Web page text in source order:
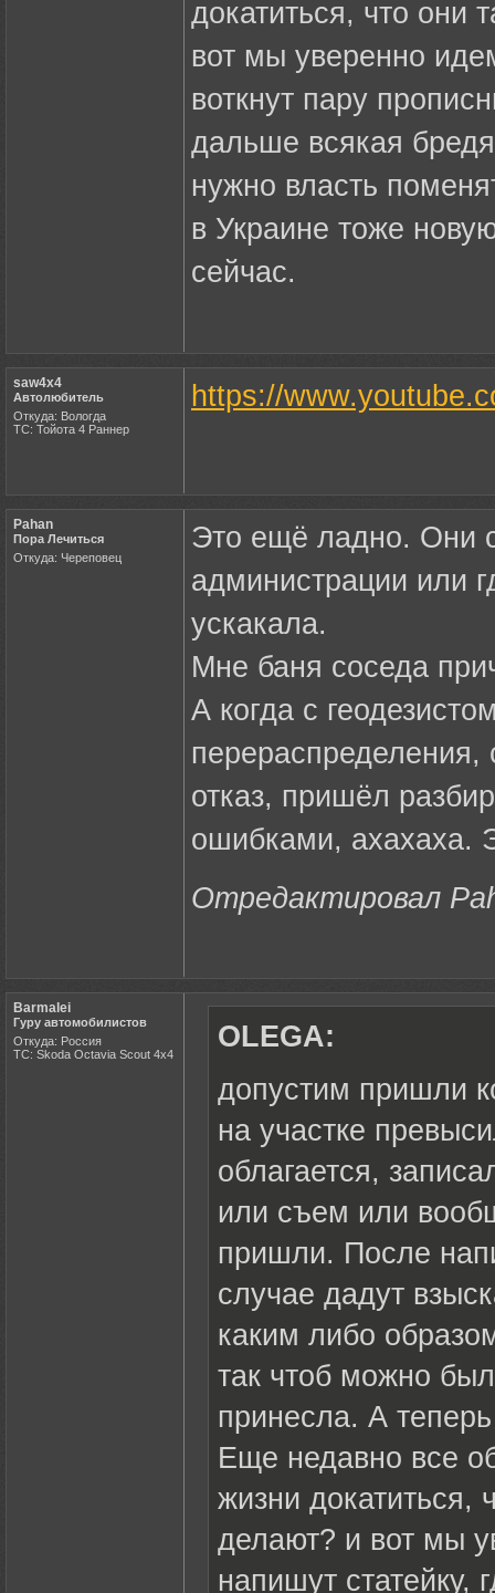
докатиться, что они
вот мы уверенно
воткнут пару
дальше всякая
нужно власть
в Украине тоже
сейчас.
saw4x4
Автолюбитель
Откуда: Вологда
ТС: Тойота 4 Раннер
https://
Pahan
Пора Лечиться
Откуда: Череповец
Это ещё ладно. Они
администрации или
ускакала.
Мне баня соседа
А когда с
отказ, пришёл
ошибками, ахахаха.
Отредактировал
Barmalei
Гуру автомобилистов
Откуда: Россия
ТС: Skoda Octavia Scout 4x4
OLEGA:
допустим пришли
на участке
облагается,
или съем или
пришли. После
случае дадут
каким либо
так чтоб можно
принесла. А
Еще недавно все
жизни докатиться,
делают? и вот мы
напишут статейку,